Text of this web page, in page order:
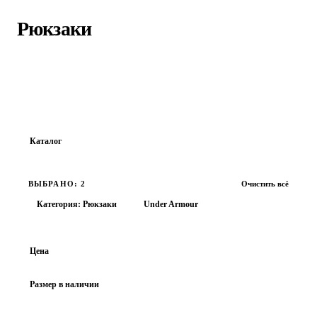
Рюкзаки
Каталог
АКСЕССУАРЫ
Сумки
ВЫБРАНО: 2 Очистить всё
Категория: Рюкзаки Under Armour
Цена
Размер в наличии